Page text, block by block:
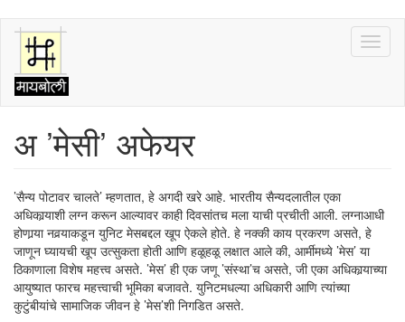
Skip
main
content
अ ’मेसी’ अफेयर
’सैन्य पोटावर चालते’ म्हणतात, हे अगदी खरे आहे. भारतीय सैन्यदलातील एका
अधिकार्‍याशी लग्न करून आल्यावर काही दिवसांतच मला याची प्रचीती आली. लग्नाआधी
होणार्‍या नवर्‍याकडून युनिट मेसबद्दल खूप ऐकले होते. हे नक्की काय प्रकरण असते, हे
जाणून घ्यायची खूप उत्सुकता होती आणि हळूहळू लक्षात आले की, आर्मीमध्ये ’मेस’ या
ठिकाणाला विशेष महत्त्व असते. ’मेस’ ही एक जणू ’संस्था’च असते, जी एका अधिकार्‍याच्या
आयुष्यात फारच महत्त्वाची भूमिका बजावते. युनिटमधल्या अधिकारी आणि त्यांच्या
कुटुंबीयांचे सामाजिक जीवन हे ’मेस’शी निगडित असते.